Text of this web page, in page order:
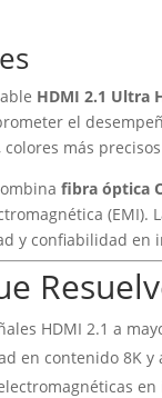
HDMI 2.1 Ultra
el
más
fibra óptica
(EMI).
y confiabilidad en
HDMI 2.1 a
en contenido 8K y
en